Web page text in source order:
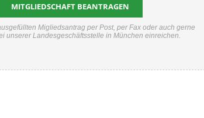
MITGLIEDSCHAFT BEANTRAGEN
Migliedsantrag per Post, per Fax oder auch gerne
unserer Landesgeschäftsstelle in München einreichen.